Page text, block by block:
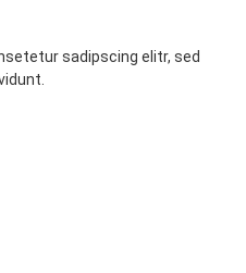
sadipscing elitr, sed